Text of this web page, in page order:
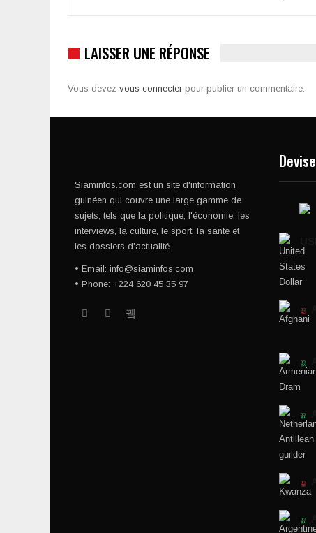
LAISSER UNE RÉPONSE
Vous devez vous connecter pour publier un commentaire.
Siaminfos.com est un site d'information
guinéen qui couvre une large gamme de
sujets, tels que la politique, l'économie, les
interviews, la culture, le sport, la santé et
les dossiers d'actualité.
• Email: info@siaminfos.com
• Phone: +224 620 45 35 97
Devise